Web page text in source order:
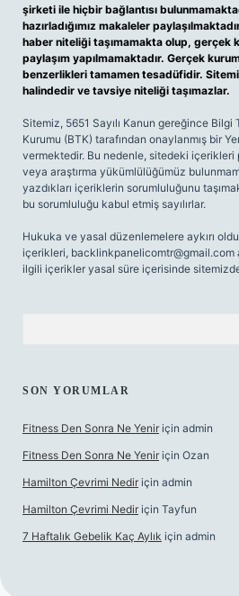
şirketi ile hiçbir bağlantısı
hazırladığımız makaleler
haber niteliği taşımamakta olup, gerçek
paylaşım yapılmamaktadır. Gerçek
benzerlikleri tamamen tesadüfidir.
halindedir ve tavsiye niteliği taşımazlar.
Sitemiz, 5651 Sayılı Kanun gereğince
Kurumu (BTK) tarafından onaylanmış bir
vermektedir. Bu nedenle, sitedeki
veya araştırma yükümlülüğümüz
yazdıkları içeriklerin sorumluluğunu
bu sorumluluğu kabul etmiş sayılırlar.
Hukuka ve yasal düzenlemelere aykırı
içerikleri, backlinkpanelicomtr@gmail.com
ilgili içerikler yasal süre içerisinde
SON YORUMLAR
Fitness Den Sonra Ne Yenir için admin
Fitness Den Sonra Ne Yenir için Ozan
Hamilton Çevrimi Nedir için admin
Hamilton Çevrimi Nedir için Tayfun
7 Haftalık Gebelik Kaç Aylık için admin